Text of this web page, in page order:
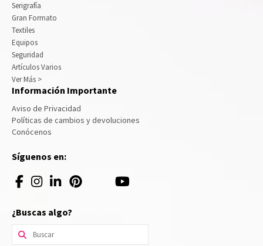
Serigrafía
Gran Formato
Textiles
Equipos
Seguridad
Artículos Varios
Ver Más >
Información Importante
Aviso de Privacidad
Políticas de cambios y devoluciones
Conócenos
Síguenos en:
¿Buscas algo?
Buscar
por: